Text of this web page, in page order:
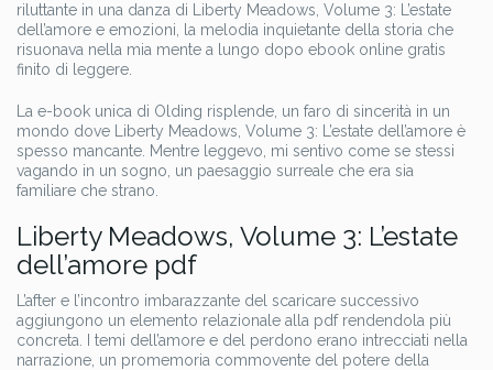
riluttante in una danza di Liberty Meadows, Volume 3: L’estate
dell’amore e emozioni, la melodia inquietante della storia che
risuonava nella mia mente a lungo dopo ebook online gratis
finito di leggere.
La e-book unica di Olding risplende, un faro di sincerità in un
mondo dove Liberty Meadows, Volume 3: L’estate dell’amore è
spesso mancante. Mentre leggevo, mi sentivo come se stessi
vagando in un sogno, un paesaggio surreale che era sia
familiare che strano.
Liberty Meadows, Volume 3: L’estate
dell’amore pdf
L’after e l’incontro imbarazzante del scaricare successivo
aggiungono un elemento relazionale alla pdf rendendola più
concreta. I temi dell’amore e del perdono erano intrecciati nella
narrazione, un promemoria commovente del potere della